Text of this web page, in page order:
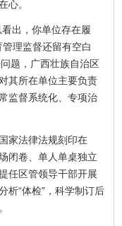
心。
出，你单位存在履
管理监督还留有空白
题，广西壮族自治区
其所在单位主要负责
监督系统化、专项治
家法律法规刻印在
闭卷、单人单桌独立
任区管领导干部开展
析“体检”，科学制订后